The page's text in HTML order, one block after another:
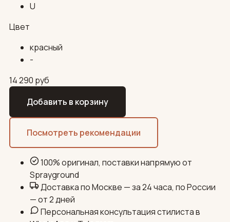
U
Цвет
красный
-
14 290 руб
Добавить в корзину
Посмотреть рекомендации
100% оригинал, поставки напрямую от
Sprayground
Доставка по Москве — за 24 часа, по России
— от 2 дней
Персональная консультация стилиста в